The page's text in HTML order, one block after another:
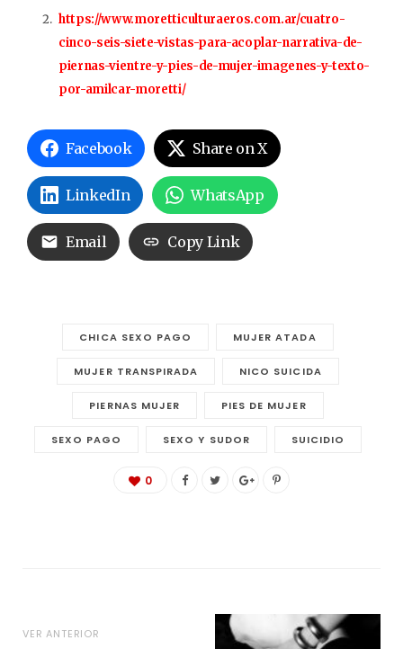
https://www.moretticulturaeros.com.ar/cuatro-
cinco-seis-siete-vistas-para-acoplar-narrativa-de-
piernas-vientre-y-pies-de-mujer-imagenes-y-texto-
por-amilcar-moretti/
Facebook Share on X
LinkedIn WhatsApp
Email Copy Link
CHICA SEXO PAGO MUJER ATADA
MUJER TRANSPIRADA NICO SUICIDA
PIERNAS MUJER PIES DE MUJER
SEXO PAGO SEXO Y SUDOR SUICIDIO
0
VER ANTERIOR